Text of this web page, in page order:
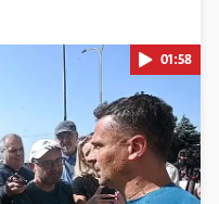
01:58